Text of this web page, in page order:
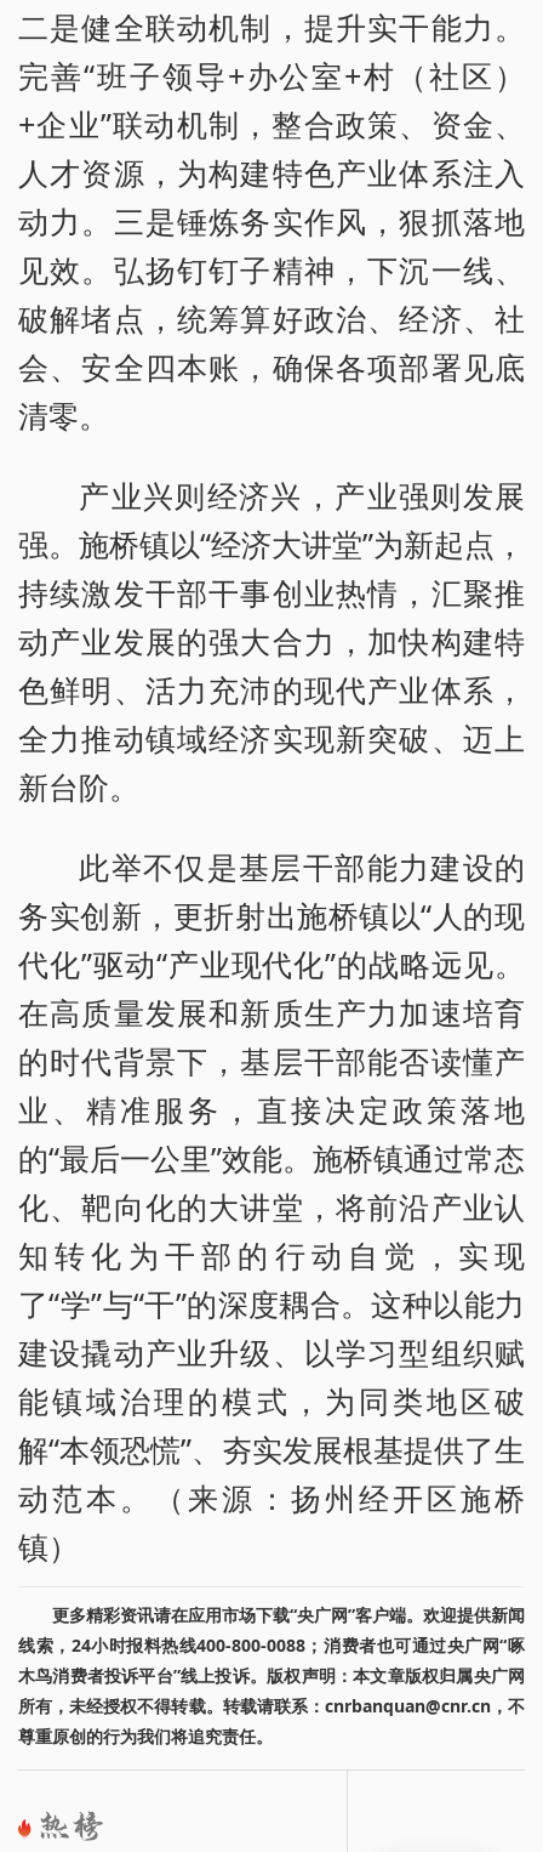
二是健全联动机制，提升实干能力。
完善“班子领导+办公室+村（社区）
+企业”联动机制，整合政策、资金、
人才资源，为构建特色产业体系注入
动力。三是锤炼务实作风，狠抓落地
见效。弘扬钉钉子精神，下沉一线、
破解堵点，统筹算好政治、经济、社
会、安全四本账，确保各项部署见底
清零。
产业兴则经济兴，产业强则发展
强。施桥镇以“经济大讲堂”为新起点，
持续激发干部干事创业热情，汇聚推
动产业发展的强大合力，加快构建特
色鲜明、活力充沛的现代产业体系，
全力推动镇域经济实现新突破、迈上
新台阶。
此举不仅是基层干部能力建设的
务实创新，更折射出施桥镇以“人的现
代化”驱动“产业现代化”的战略远见。
在高质量发展和新质生产力加速培育
的时代背景下，基层干部能否读懂产
业、精准服务，直接决定政策落地
的“最后一公里”效能。施桥镇通过常态
化、靶向化的大讲堂，将前沿产业认
知转化为干部的行动自觉，实现
了“学”与“干”的深度耦合。这种以能力
建设撬动产业升级、以学习型组织赋
能镇域治理的模式，为同类地区破
解“本领恐慌”、夯实发展根基提供了生
动范本。（来源：扬州经开区施桥
镇）
更多精彩资讯请在应用市场下载“央广网”客户端。欢迎提供新闻
线索，24小时报料热线400-800-0088；消费者也可通过央广网“啄
木鸟消费者投诉平台”线上投诉。版权声明：本文章版权归属央广网
所有，未经授权不得转载。转载请联系：cnrbanquan@cnr.cn，不
尊重原创的行为我们将追究责任。